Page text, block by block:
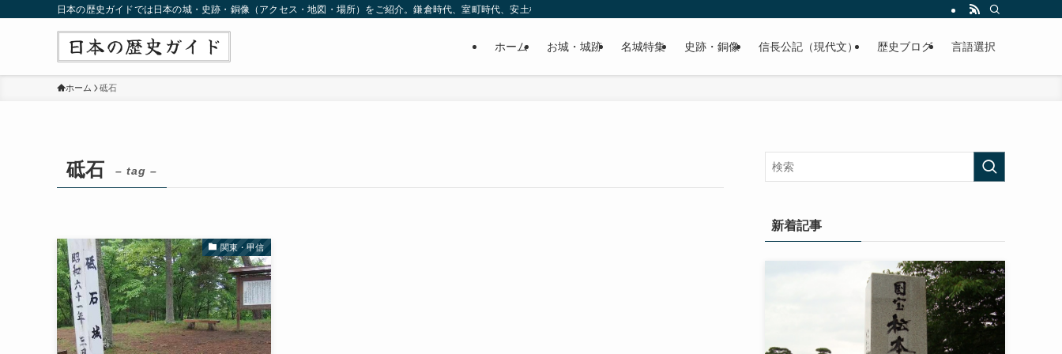
日本の歴史ガイドでは日本の城・史跡・銅像（アクセス・地図・場所）をご紹介。鎌倉時代、室町時代、安土桃山時代（戦国時代）、江戸時代と幅広くご紹介致します。
ホーム お城・城跡 名城特集 史跡・銅像 信長公記（現代文） 歴史ブログ 言語選択
ホーム 砥石
砥石 – tag –
関東・甲信
新着記事